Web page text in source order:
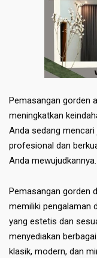
Pemasangan gorden
meningkatkan
Anda sedang
profesional dan
Anda mewujudkannya.
Pemasangan gorden
memiliki pengalaman
yang estetis dan
menyediakan
klasik, modern, dan